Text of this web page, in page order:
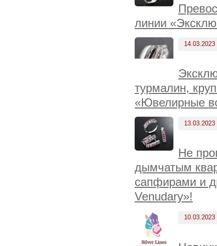
линии
14.03.2023
турмалин,
«Ювелирные
13.03.2023
Не
дымчатым
сапфирами и
Venudary»!
10.03.2023